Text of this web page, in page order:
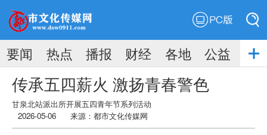
搜索
搜索
要闻 热点 播报 财经 各地 公益
传承五四薪火 激扬青春警色
甘泉北站派出所开展五四青年节系列活动
2026-05-06
来源： 都市文化传媒网